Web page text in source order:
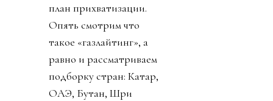
план прихватизации.
Опять смотрим что
такое «газлайтинг», а
равно и рассматриваем
подборку стран: Катар,
ОАЭ, Бутан, Шри